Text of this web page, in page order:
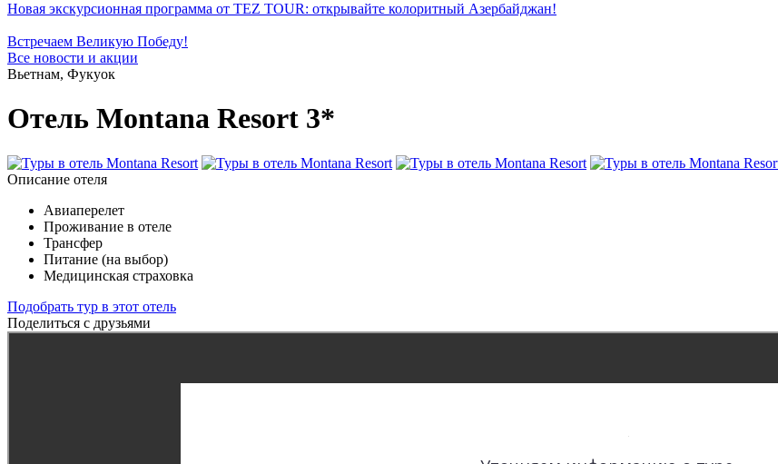
Новая экскурсионная программа от TEZ TOUR: открывайте колоритный Азербайджан!
Встречаем Великую Победу!
Все новости и акции
Вьетнам, Фукуок
Отель Montana Resort 3*
Описание отеля
Авиаперелет
Проживание в отеле
Трансфер
Питание (на выбор)
Медицинская страховка
Подобрать тур в этот отель
Поделиться с друзьями